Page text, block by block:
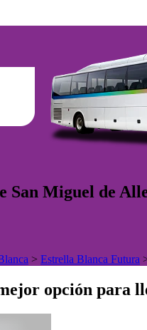
San Miguel de
> Estrella Blanca Futura
opción para